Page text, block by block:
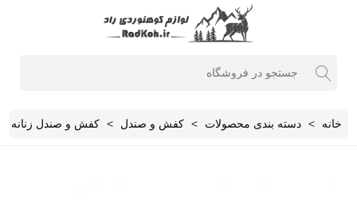
خانه > دسته بندی محصولات > کفش و صندل > کفش و صندل زنانه